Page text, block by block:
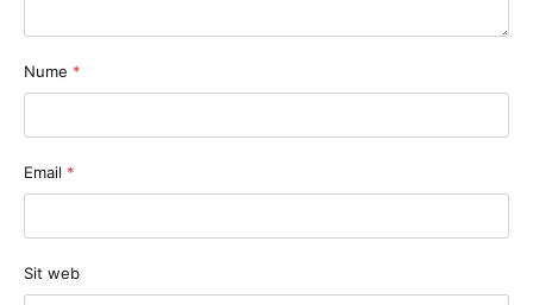
Nume *
Email *
Sit web